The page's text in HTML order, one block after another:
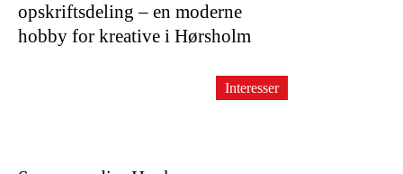
opskriftsdeling – en moderne
hobby for kreative i Hørsholm
Interesser